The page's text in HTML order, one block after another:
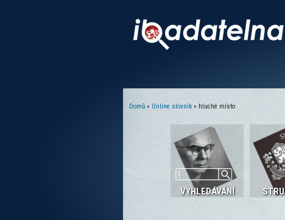
Domů » Online slovník » hluché místo
VYHLEDÁVÁNÍ